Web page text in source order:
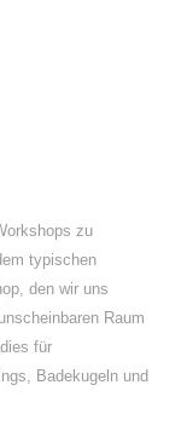
zu
typischen
den wir uns
Raum
für
Badekugeln und